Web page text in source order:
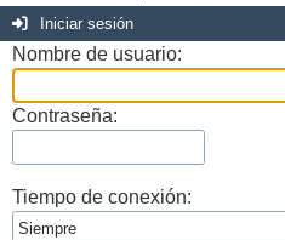
Iniciar sesión
Nombre de usuario:
Contraseña:
Tiempo de conexión: